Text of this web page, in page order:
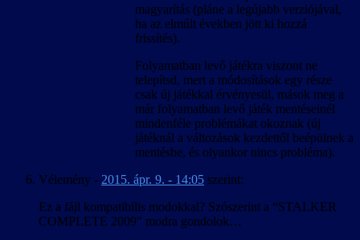
magyarítás (pláne a legújabb verziójával,
ha az elmúlt években jött ki hozzá
frissítés).
Folyamatban levő játékra viszont ne
telepítsd, mert a módosítások egy része
csak új játékkal érvényesül, mások meg a
már folyamatban levő játék mentéseinél
mindenféle problémákat okoznak (új
játéknál a változások kezdettől beépülnek a
mentésbe, és olyankor nincs probléma).
Vélemény - 2015. ápr. 9. - 14:05 szerint:
Ez a fájl kompatibilis modokkal? Szószerint a “STALKER
COMPLETE 2009″ modra gondolok…